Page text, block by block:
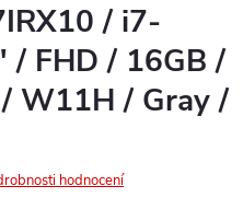
/ i7-
/ FHD / 16GB /
W11H / Gray /
hodnocení